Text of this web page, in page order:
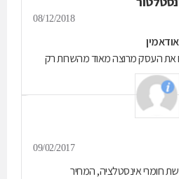
08/12/2018
את העסק מרוצה מאוד מהשרות רק
09/02/2017
חומרי אינסטלציה, המחיר